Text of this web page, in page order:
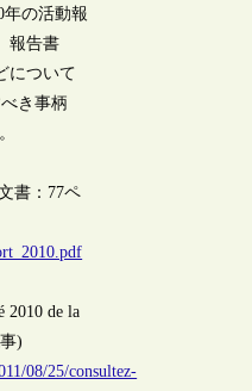
年の活動報
報告書
について
き事柄
書：77ペ
2010 de la
)
08/25/consultez-